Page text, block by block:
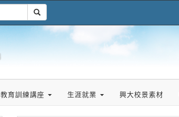
教育訓練講座 生涯就業 興大校景素材